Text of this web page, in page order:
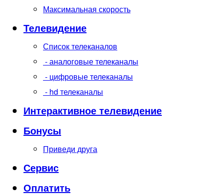
Максимальная скорость
Телевидение
Список телеканалов
- аналоговые телеканалы
- цифровые телеканалы
- hd телеканалы
Интерактивное телевидение
Бонусы
Приведи друга
Сервис
Оплатить